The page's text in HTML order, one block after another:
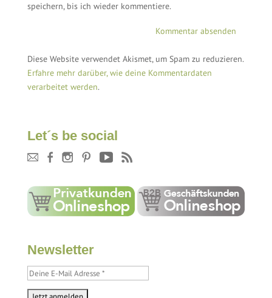
speichern, bis ich wieder kommentiere.
Diese Website verwendet Akismet, um Spam zu reduzieren.
Erfahre mehr darüber, wie deine Kommentardaten
verarbeitet werden.
Let´s be social
Newsletter